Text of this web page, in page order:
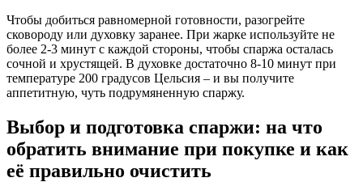
Чтобы добиться равномерной готовности, разогрейте
сковороду или духовку заранее. При жарке используйте не
более 2-3 минут с каждой стороны, чтобы спаржа осталась
сочной и хрустящей. В духовке достаточно 8-10 минут при
температуре 200 градусов Цельсия – и вы получите
аппетитную, чуть подрумяненную спаржу.
Выбор и подготовка спаржи: на что
обратить внимание при покупке и как
её правильно очистить